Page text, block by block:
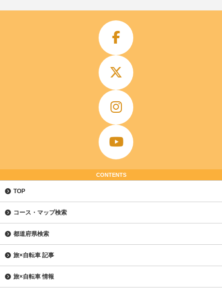
CONTENTS
TOP
コース・マップ検索
都道府県検索
旅×自転車 記事
旅×自転車 情報